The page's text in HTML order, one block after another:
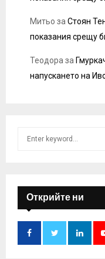
Митьо за Стоян
показания срещу
Теодора за
напускането на
f
o
:
Открийте ни